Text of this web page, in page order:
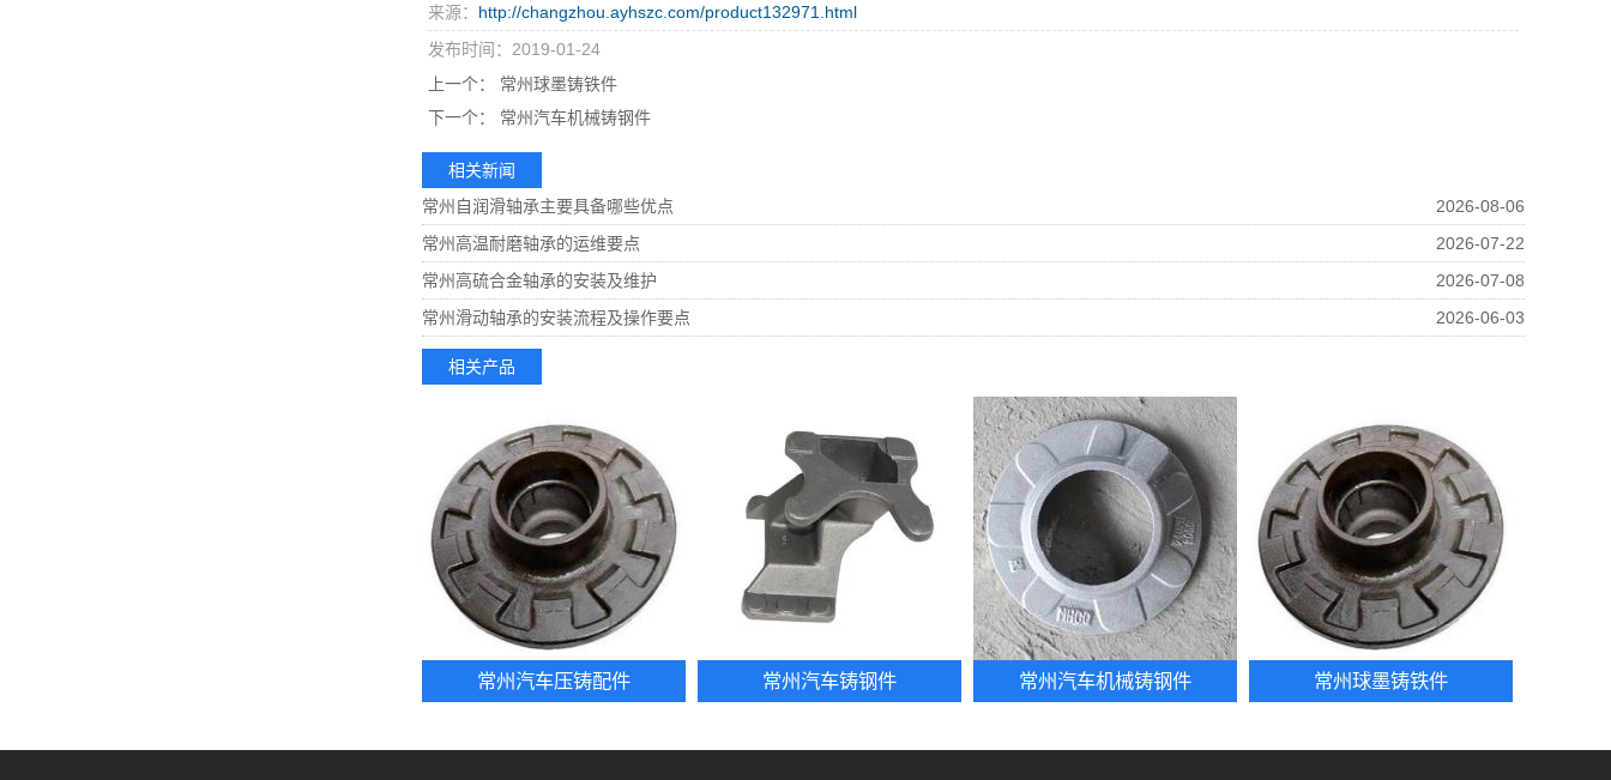
来源： http://changzhou.ayhszc.com/product132971.html
发布时间：2019-01-24
上一个：
常州球墨铸铁件
下一个：
常州汽车机械铸钢件
相关新闻
常州自润滑轴承主要具备哪些优点
2026-08-06
常州高温耐磨轴承的运维要点
2026-07-22
常州高硫合金轴承的安装及维护
2026-07-08
常州滑动轴承的安装流程及操作要点
2026-06-03
相关产品
常州汽车压铸配件 常州汽车铸钢件 常州汽车机械铸钢件 常州球墨铸铁件